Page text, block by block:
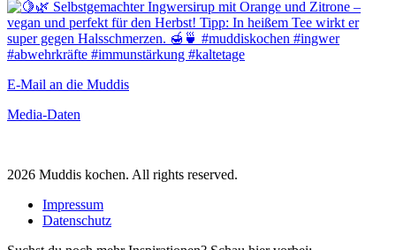
E-Mail an die Muddis
Media-Daten
2026 Muddis kochen. All rights reserved.
Impressum
Datenschutz